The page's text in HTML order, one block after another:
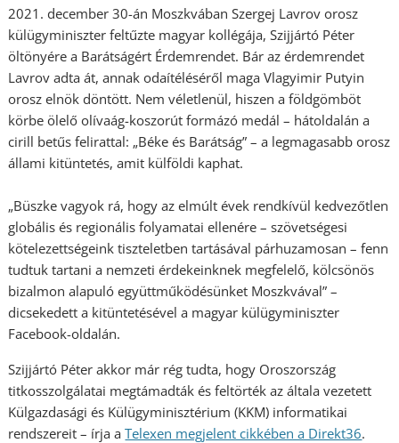
2021. december 30-án Moszkvában Szergej Lavrov orosz
külügyminiszter feltűzte magyar kollégája, Szijjártó Péter
öltönyére a Barátságért Érdemrendet. Bár az érdemrendet
Lavrov adta át, annak odaítéléséről maga Vlagyimir Putyin
orosz elnök döntött. Nem véletlenül, hiszen a földgömböt
körbe ölelő olívaág-koszorút formázó medál – hátoldalán a
cirill betűs felirattal: „Béke és Barátság” – a legmagasabb orosz
állami kitüntetés, amit külföldi kaphat.
„Büszke vagyok rá, hogy az elmúlt évek rendkívül kedvezőtlen
globális és regionális folyamatai ellenére – szövetségesi
kötelezettségeink tiszteletben tartásával párhuzamosan – fenn
tudtuk tartani a nemzeti érdekeinknek megfelelő, kölcsönös
bizalmon alapuló együttműködésünket Moszkvával” –
dicsekedett a kitüntetésével a magyar külügyminiszter
Facebook-oldalán.
Szijjártó Péter akkor már rég tudta, hogy Oroszország
titkosszolgálatai megtámadták és feltörték az általa vezetett
Külgazdasági és Külügyminisztérium (KKM) informatikai
rendszereit – írja aTelexen megjelent cikkében a Direkt36.